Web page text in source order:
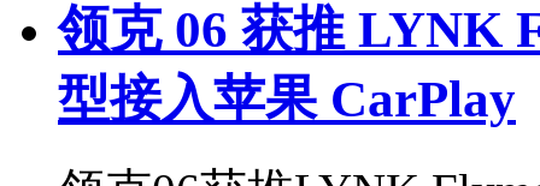
领克 06 获推 LYNK
型接入苹果 CarPlay